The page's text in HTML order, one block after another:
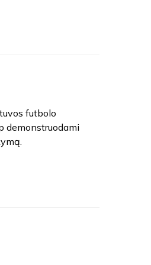
futbolo
demonstruodami